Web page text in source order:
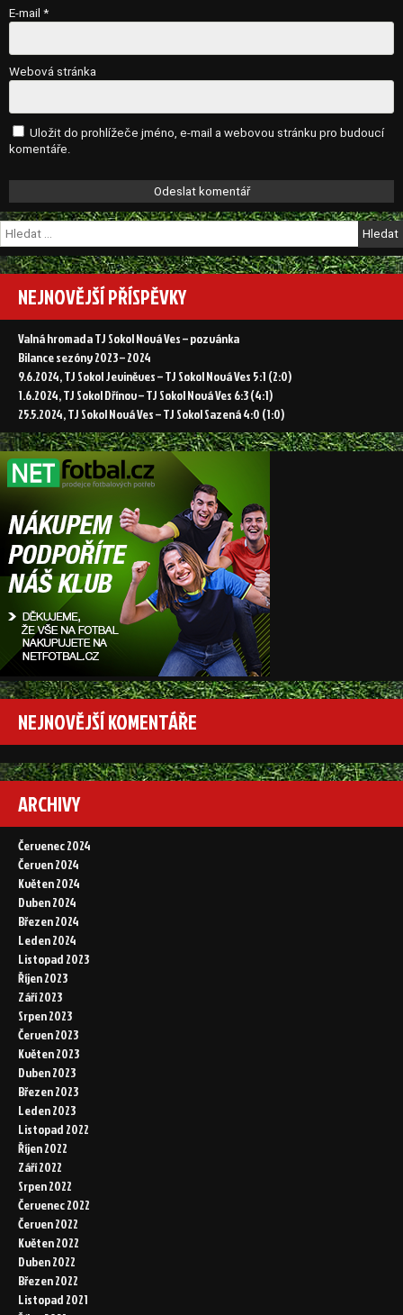
E-mail *
Webová stránka
Uložit do prohlížeče jméno, e-mail a webovou stránku pro budoucí
komentáře.
Vyhledávání
NEJNOVĚJŠÍ PŘÍSPĚVKY
Valná hromada TJ Sokol Nová Ves – pozvánka
Bilance sezóny 2023 – 2024
9.6.2024, TJ Sokol Jeviněves – TJ Sokol Nová Ves 5:1 (2:0)
1.6.2024, TJ Sokol Dřínov – TJ Sokol Nová Ves 6:3 (4:1)
25.5.2024, TJ Sokol Nová Ves – TJ Sokol Sazená 4:0 (1:0)
NEJNOVĚJŠÍ KOMENTÁŘE
ARCHIVY
Červenec 2024
Červen 2024
Květen 2024
Duben 2024
Březen 2024
Leden 2024
Listopad 2023
Říjen 2023
Září 2023
Srpen 2023
Červen 2023
Květen 2023
Duben 2023
Březen 2023
Leden 2023
Listopad 2022
Říjen 2022
Září 2022
Srpen 2022
Červenec 2022
Červen 2022
Květen 2022
Duben 2022
Březen 2022
Listopad 2021